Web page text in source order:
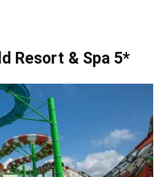
Resort & Spa 5*